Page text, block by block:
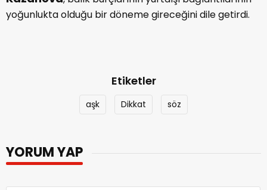
Kazanova, balık burçlarının yurtdışı bağlantılarının
yoğunlukta olduğu bir döneme gireceğini dile getirdi.
Etiketler
aşk Dikkat söz
YORUM YAP